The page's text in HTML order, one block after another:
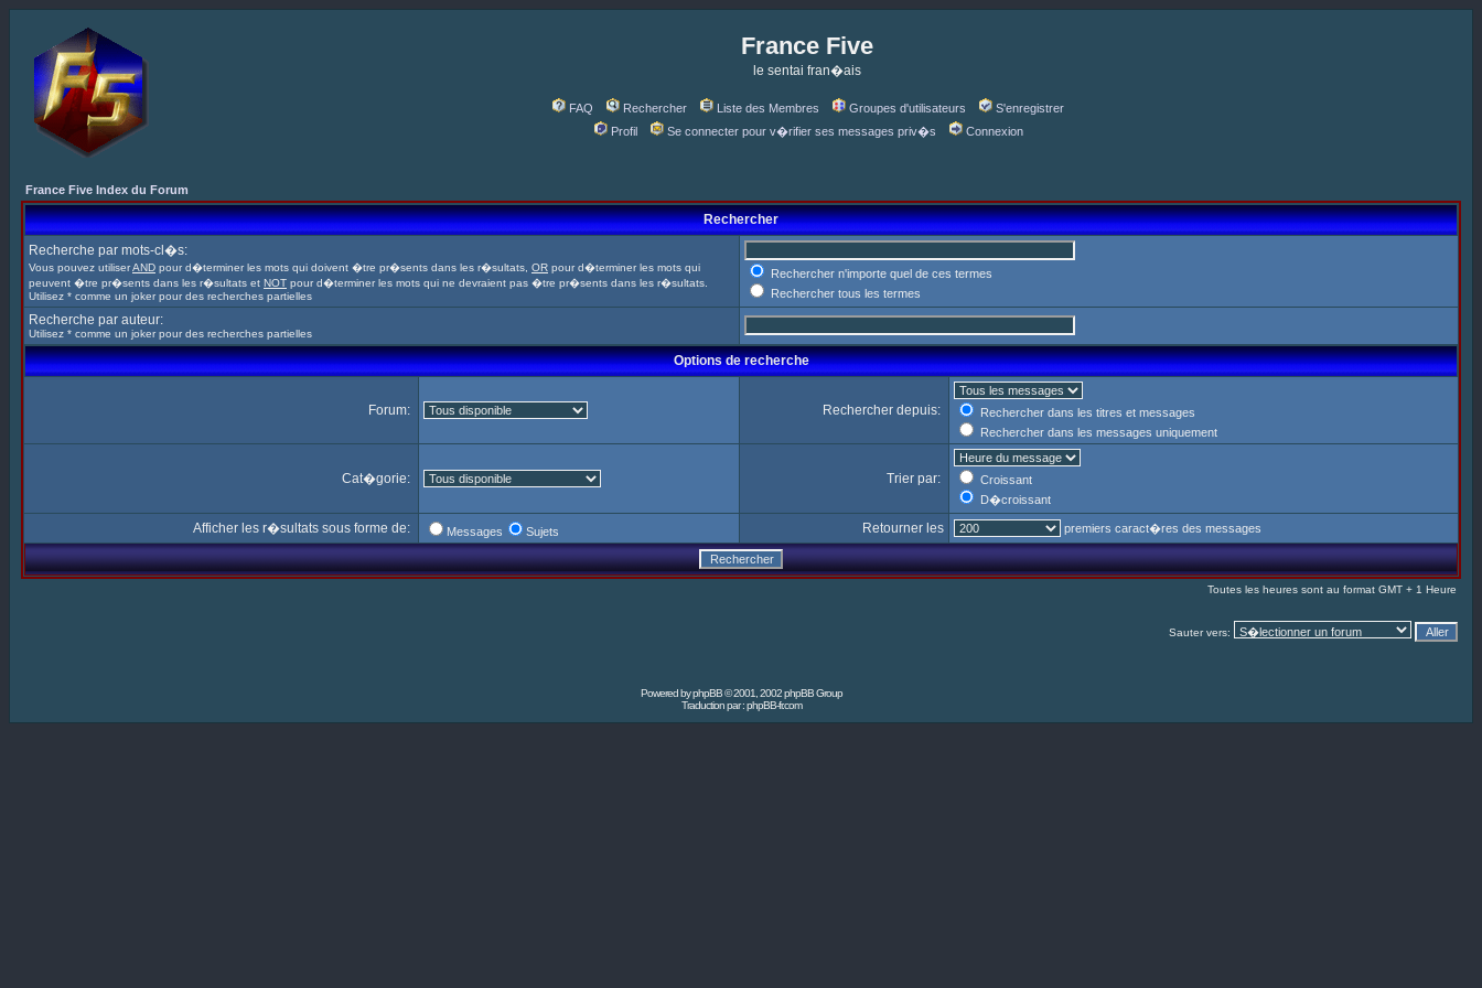
France Five
le sentai fran�ais
FAQ Rechercher Liste des Membres Groupes d'utilisateurs
S'enregistrer
Profil
Se connecter pour v�rifier ses messages priv�s Connexion
France Five Index du Forum
Rechercher
Recherche par mots-cl�s:
Vous pouvez utiliserAND pour d�terminer les mots qui doivent �tre pr�sents dans les r�sultats, OR pour d�terminer les mots qui
peuvent �tre pr�sents dans les r�sultats et NOT pour d�terminer les mots qui ne devraient pas �tre pr�sents dans les r�sultats.
Utilisez * comme un joker pour des recherches partielles
Rechercher n'importe quel de ces termes
Rechercher tous les termes
Recherche par auteur:
Utilisez * comme un joker pour des recherches partielles
Options de recherche
Forum: Rechercher depuis:
Rechercher dans les titres et messages
Rechercher dans les messages uniquement
Cat�gorie: Trier par:
Croissant
D�croissant
Afficher les r�sultats sous forme de: Messages Sujets Retourner les premiers caract�res des messages
Toutes les heures sont au format GMT + 1 Heure
Sauter vers:
Powered byphpBB© 2001, 2002 phpBB Group
Traduction par :phpBB-fr.com